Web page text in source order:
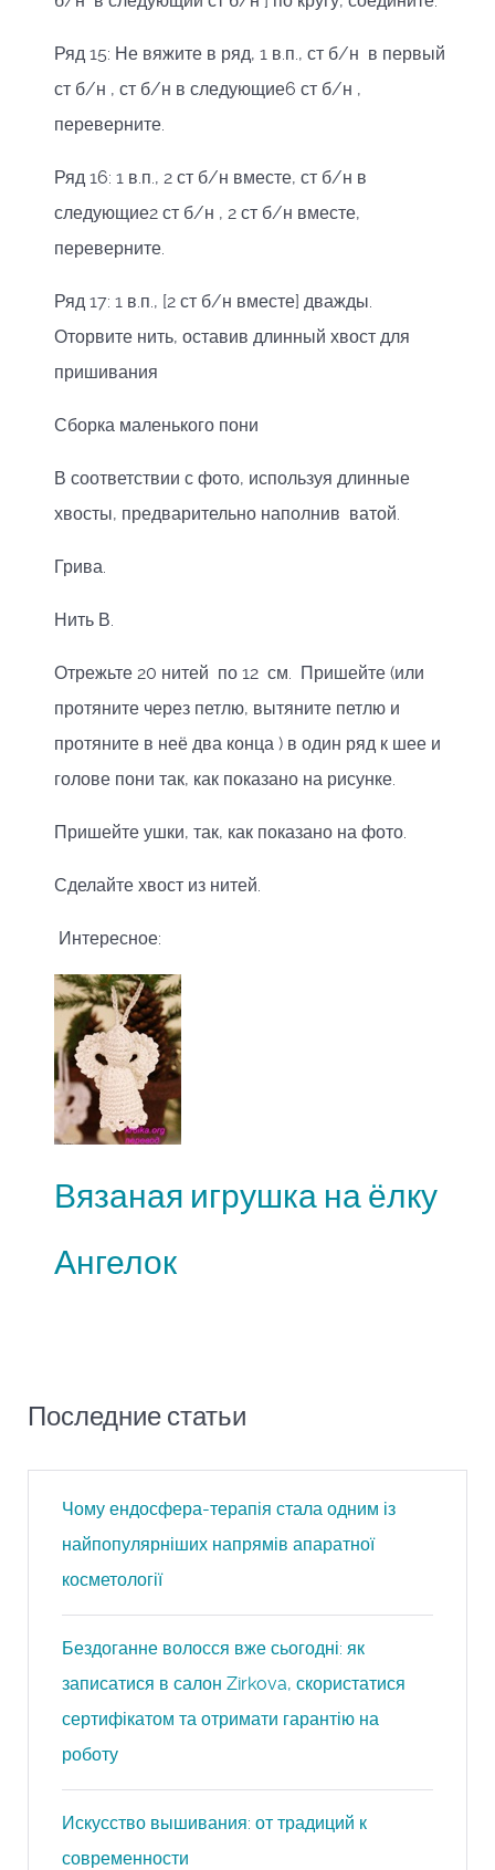
Ряд 15: Не вяжите в ряд, 1 в.п., ст б/н в первый
ст б/н , ст б/н в следующие6 ст б/н ,
переверните.
Ряд 16: 1 в.п., 2 ст б/н вместе, ст б/н в
следующие2 ст б/н , 2 ст б/н вместе,
переверните.
Ряд 17: 1 в.п., [2 ст б/н вместе] дважды.
Оторвите нить, оставив длинный хвост для
пришивания
Сборка маленького пони
В соответствии с фото, используя длинные
хвосты, предварительно наполнив ватой.
Грива.
Нить В.
Отрежьте 20 нитей по 12 см. Пришейте (или
протяните через петлю, вытяните петлю и
протяните в неё два конца ) в один ряд к шее и
голове пони так, как показано на рисунке.
Пришейте ушки, так, как показано на фото.
Сделайте хвост из нитей.
Интересное:
Вязаная игрушка на ёлку
Ангелок
Последние статьи
Чому ендосфера-терапія стала одним із
найпопулярніших напрямів апаратної
косметології
Бездоганне волосся вже сьогодні: як
записатися в салон Zirkova, скористатися
сертифікатом та отримати гарантію на
роботу
Искусство вышивания: от традиций к
современности